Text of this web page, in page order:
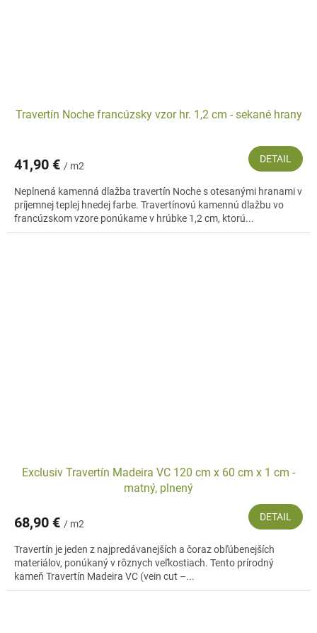
Travertín Noche francúzsky vzor hr. 1,2 cm - sekané hrany
41,90 € / m2
DETAIL
Neplnená kamenná dlažba travertín Noche s otesanými hranami v
príjemnej teplej hnedej farbe. Travertínovú kamennú dlažbu vo
francúzskom vzore ponúkame v hrúbke 1,2 cm, ktorú...
Exclusiv Travertín Madeira VC 120 cm x 60 cm x 1 cm -
matný, plnený
68,90 € / m2
DETAIL
Travertín je jeden z najpredávanejších a čoraz obľúbenejších
materiálov, ponúkaný v rôznych veľkostiach. Tento prírodný
kameň Travertín Madeira VC (vein cut –...